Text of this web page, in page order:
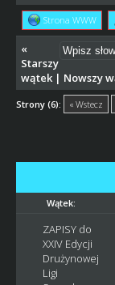
Strona WWW
«
Starszy
wątek| Nowszy
Strony (6): « Wstecz
Wątek:
ZAPISY do
XXIV Edycji
Drużynowej
Ligi